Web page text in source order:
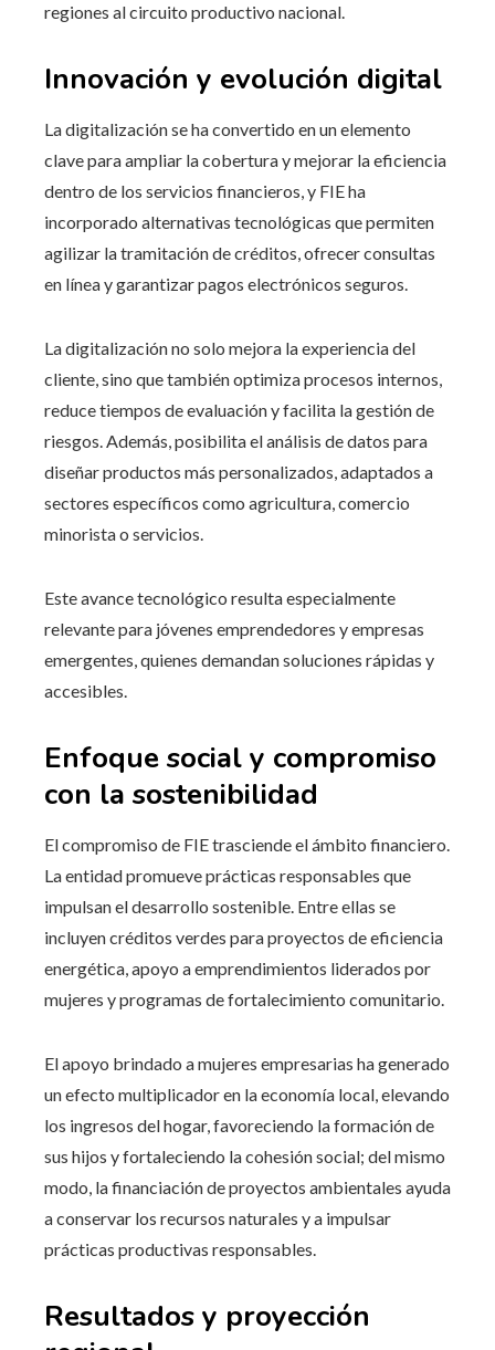
regiones al circuito productivo nacional.
Innovación y evolución digital
La digitalización se ha convertido en un elemento
clave para ampliar la cobertura y mejorar la eficiencia
dentro de los servicios financieros, y FIE ha
incorporado alternativas tecnológicas que permiten
agilizar la tramitación de créditos, ofrecer consultas
en línea y garantizar pagos electrónicos seguros.
La digitalización no solo mejora la experiencia del
cliente, sino que también optimiza procesos internos,
reduce tiempos de evaluación y facilita la gestión de
riesgos. Además, posibilita el análisis de datos para
diseñar productos más personalizados, adaptados a
sectores específicos como agricultura, comercio
minorista o servicios.
Este avance tecnológico resulta especialmente
relevante para jóvenes emprendedores y empresas
emergentes, quienes demandan soluciones rápidas y
accesibles.
Enfoque social y compromiso
con la sostenibilidad
El compromiso de FIE trasciende el ámbito financiero.
La entidad promueve prácticas responsables que
impulsan el desarrollo sostenible. Entre ellas se
incluyen créditos verdes para proyectos de eficiencia
energética, apoyo a emprendimientos liderados por
mujeres y programas de fortalecimiento comunitario.
El apoyo brindado a mujeres empresarias ha generado
un efecto multiplicador en la economía local, elevando
los ingresos del hogar, favoreciendo la formación de
sus hijos y fortaleciendo la cohesión social; del mismo
modo, la financiación de proyectos ambientales ayuda
a conservar los recursos naturales y a impulsar
prácticas productivas responsables.
Resultados y proyección